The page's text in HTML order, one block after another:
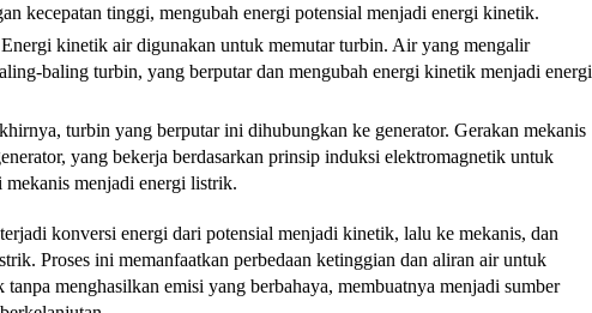
kecepatan tinggi, mengubah energi potensial menjadi energi kinetik.
kinetik air digunakan untuk memutar turbin. Air yang mengalir
baling turbin, yang berputar dan mengubah energi kinetik menjadi energi
turbin yang berputar ini dihubungkan ke generator. Gerakan mekanis
yang bekerja berdasarkan prinsip induksi elektromagnetik untuk
mekanis menjadi energi listrik.
konversi energi dari potensial menjadi kinetik, lalu ke mekanis, dan
Proses ini memanfaatkan perbedaan ketinggian dan aliran air untuk
menghasilkan emisi yang berbahaya, membuatnya menjadi sumber